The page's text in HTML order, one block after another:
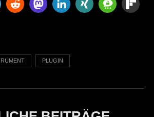
PLUGIN